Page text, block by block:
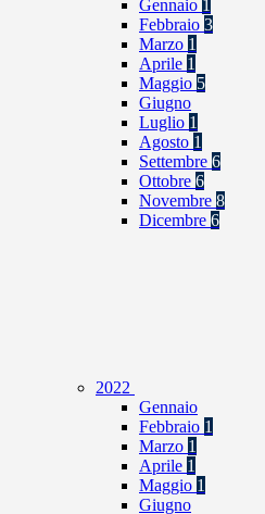
Gennaio 1
Febbraio 3
Marzo 1
Aprile 1
Maggio 5
Giugno
Luglio 1
Agosto 1
Settembre 6
Ottobre 6
Novembre 8
Dicembre 6
2022
Gennaio
Febbraio 1
Marzo 1
Aprile 1
Maggio 1
Giugno